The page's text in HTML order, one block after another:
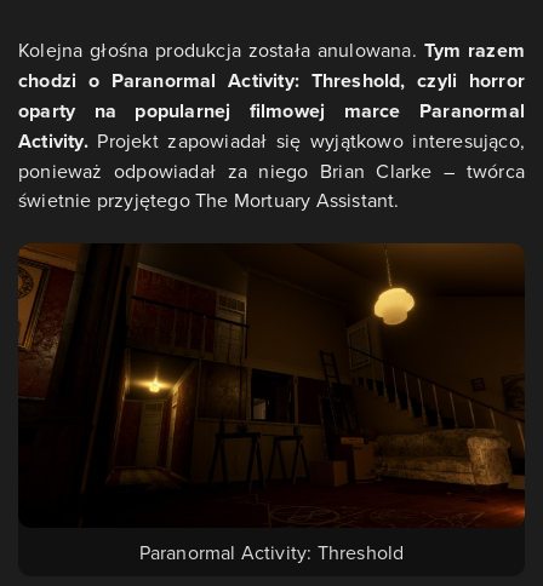
Kolejna głośna produkcja została anulowana. Tym razem
chodzi o Paranormal Activity: Threshold, czyli horror
oparty na popularnej filmowej marce Paranormal
Activity.Projekt zapowiadał się wyjątkowo interesująco,
ponieważ odpowiadał za niego Brian Clarke – twórca
świetnie przyjętego The Mortuary Assistant.
Paranormal Activity: Threshold